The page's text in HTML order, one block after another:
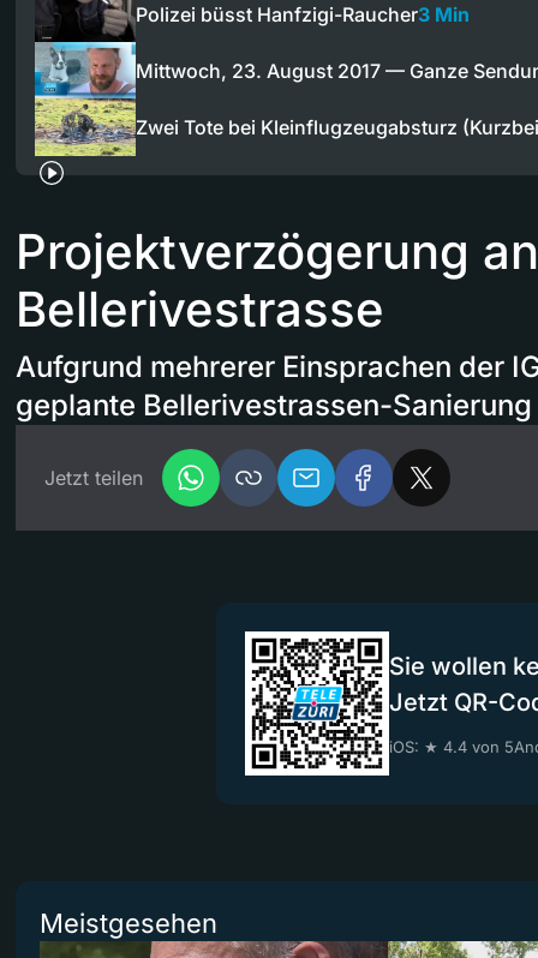
Polizei büsst Hanfzigi-Raucher3 Min
Mittwoch, 23. August 2017 — Ganze
Zwei Tote bei Kleinflugzeugabsturz
Projektverzögerung an
Bellerivestrasse
Aufgrund mehrerer Einsprachen der
geplante Bellerivestrassen-
Jetzt teilen
Sie wollen
Jetzt QR-
iOS: ★ 4.4 von 5
Meistgesehen